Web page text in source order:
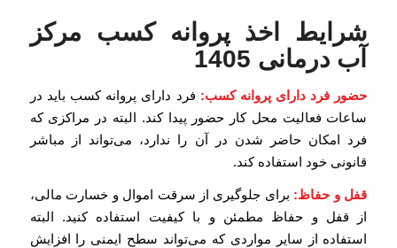
شرایط اخذ پروانه کسب مرکز
آب درمانی 1405
حضور فرد دارای پروانه کسب: فرد دارای پروانه کسب باید در
ساعات فعالیت محل کار حضور پیدا کند. البته در مراکزی که
فرد امکان حاضر شدن در آن را ندارد، می‌تواند از مباشر
قانونی خود استفاده کند.
قفل و حفاظ: برای جلوگیری از سرقت اموال و خسارت مالی،
از قفل و حفاظ مطمئن و با کیفیت استفاده کنید. البته
استفاده از سایر مواردی که می‌تواند سطح ایمنی را افزایش